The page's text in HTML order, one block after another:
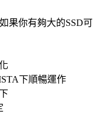
果你有夠大的SSD可
下順暢運作